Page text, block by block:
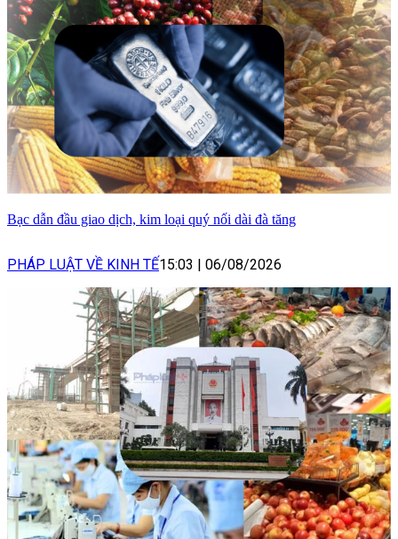
Bạc dẫn đầu giao dịch, kim loại quý nối dài đà tăng
PHÁP LUẬT VỀ KINH TẾ15:03 06/08/2026